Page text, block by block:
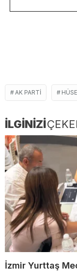
AK PARTI
İLGİNİZİ
İzmir Yurttaş